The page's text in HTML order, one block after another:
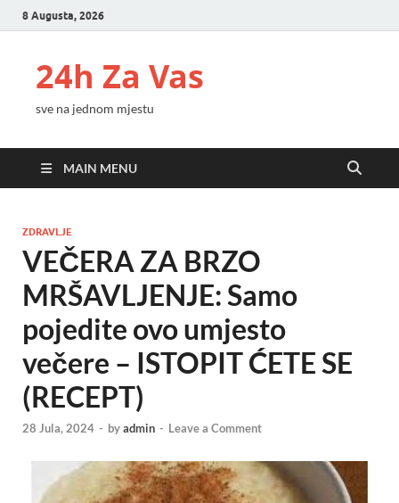
8 Augusta, 2026
24h Za Vas
sve na jednom mjestu
MAIN MENU
ZDRAVLJE
VEČERA ZA BRZO
MRŠAVLJENJE: Samo
pojedite ovo umjesto
večere – ISTOPIT ĆETE SE
(RECEPT)
28 Jula, 2024 - byadmin - Leave a Comment